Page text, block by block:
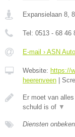
Expansielaan 8,
Tel: 0513 - 68 46
E-mail › ASN
Website: https://
heerenveen
Er moet van
schuld is of ▼
Diensten